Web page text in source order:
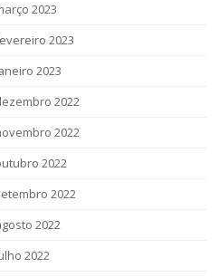
2023
2023
2023
2022
2022
2022
2022
2022
2022